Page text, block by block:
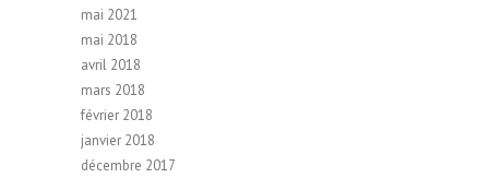
mai 2021
mai 2018
avril 2018
mars 2018
février 2018
janvier 2018
décembre 2017